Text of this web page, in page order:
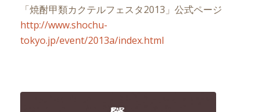
「焼酎甲類カクテルフェスタ2013」公式ページ
http://www.shochu-
tokyo.jp/event/2013a/index.html